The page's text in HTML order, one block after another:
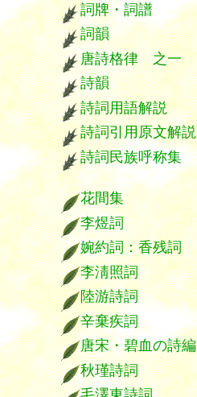
詞牌・詞譜
詞韻
唐詩格律 之一
詩韻
詩詞用語解説
詩詞引用原文解説
詩詞民族呼称集
花間集
李煜詞
婉約詞：香残詞
李淸照詞
陸游詩詞
辛棄疾詞
唐宋・碧血の詩編
秋瑾詩詞